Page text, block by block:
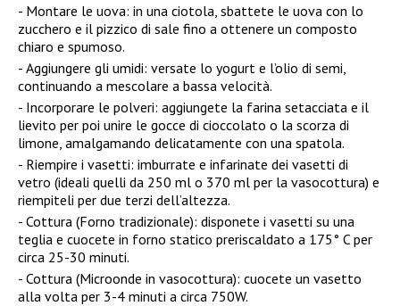
Montare le uova: in una ciotola, sbattete le uova con lo
zucchero e il pizzico di sale fino a ottenere un composto
chiaro e spumoso.
Aggiungere gli umidi: versate lo yogurt e l’olio di semi,
continuando a mescolare a bassa velocità.
Incorporare le polveri: aggiungete la farina setacciata e il
lievito per poi unire le gocce di cioccolato o la scorza di
limone, amalgamando delicatamente con una spatola.
Riempire i vasetti: imburrate e infarinate dei vasetti di
vetro (ideali quelli da 250 ml o 370 ml per la vasocottura) e
riempiteli per due terzi dell’altezza.
Cottura (Forno tradizionale): disponete i vasetti su una
teglia e cuocete in forno statico preriscaldato a 175° C per
circa 25-30 minuti.
Cottura (Microonde in vasocottura): cuocete un vasetto
alla volta per 3-4 minuti a circa 750W.